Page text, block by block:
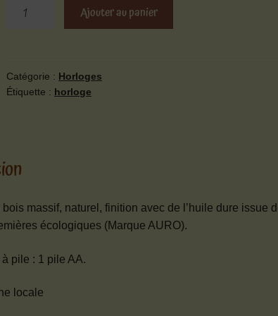
d'orme
Ajouter au panier
Catégorie : Horloges
Étiquette : horloge
bois massif, naturel, finition avec de l’huile dure issue
écologiques (Marque AURO).
pile : 1 pile AA.
locale